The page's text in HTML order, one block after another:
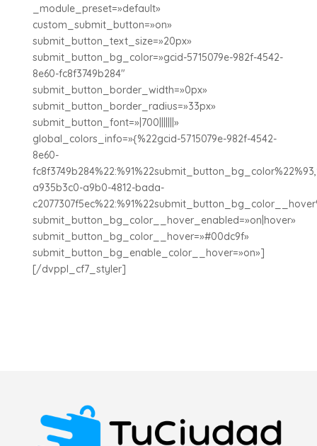
_module_preset=»default»
custom_submit_button=»on»
submit_button_text_size=»20px»
submit_button_bg_color=»gcid-5715079e-982f-4542-
8e60-fc8f3749b284″
submit_button_border_width=»0px»
submit_button_border_radius=»33px»
submit_button_font=»|700|||||||»
global_colors_info=»{%22gcid-5715079e-982f-4542-
8e60-
a935b3c0-a9b0-4812-bada-
submit_button_bg_color__hover_enabled=»on|hover»
submit_button_bg_color__hover=»#00dc9f»
submit_button_bg_enable_color__hover=»on»]
[/dvppl_cf7_styler]